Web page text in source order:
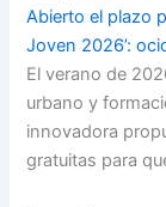
Abierto el plazo
Joven 2026’:
El verano de
urbano y
innovadora
gratuitas para